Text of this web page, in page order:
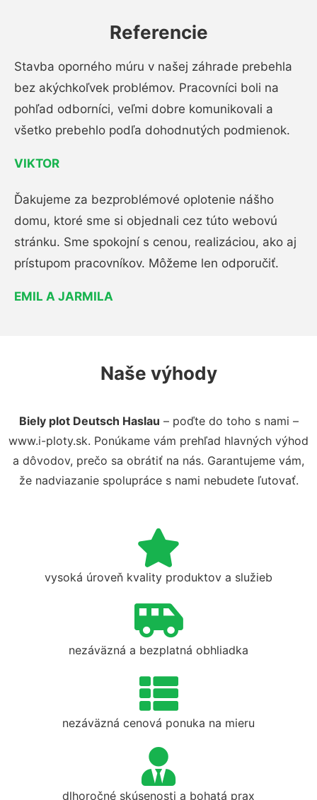
Referencie
Stavba oporného múru v našej záhrade prebehla
bez akýchkoľvek problémov. Pracovníci boli na
pohľad odborníci, veľmi dobre komunikovali a
všetko prebehlo podľa dohodnutých podmienok.
VIKTOR
Ďakujeme za bezproblémové oplotenie nášho
domu, ktoré sme si objednali cez túto webovú
stránku. Sme spokojní s cenou, realizáciou, ako aj
prístupom pracovníkov. Môžeme len odporučiť.
EMIL A JARMILA
Naše výhody
Biely plot Deutsch Haslau – poďte do toho s nami –
www.i-ploty.sk. Ponúkame vám prehľad hlavných výhod
a dôvodov, prečo sa obrátiť na nás. Garantujeme vám,
že nadviazanie spolupráce s nami nebudete ľutovať.
vysoká úroveň kvality produktov a služieb
nezáväzná a bezplatná obhliadka
nezáväzná cenová ponuka na mieru
dlhoročné skúsenosti a bohatá prax